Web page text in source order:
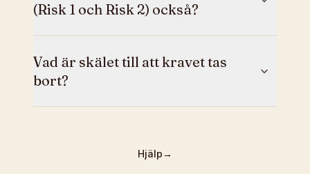
(Risk 1 och Risk 2) också?
Vad är skälet till att kravet tas
bort?
Hjälp→